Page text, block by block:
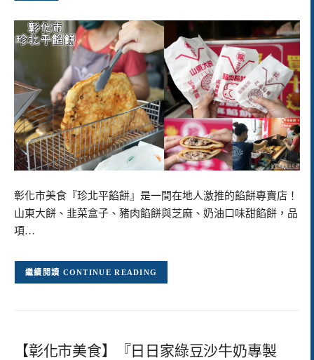
彰化市美食『珍北平餡餅』是一間在地人激推的餡餅專賣店！
山東大餅、韭菜盒子、豬肉餡餅與芝麻、奶油口味甜餡餅，品
項…
CONTINUE READING
【彰化市美食】『日日家綠豆沙牛奶專製